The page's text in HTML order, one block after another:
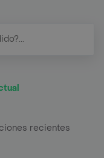
recientes